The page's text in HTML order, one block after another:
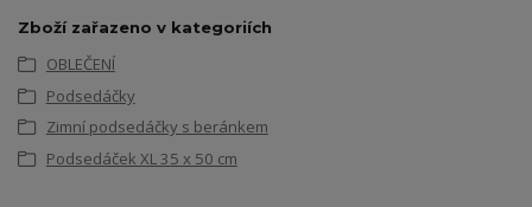
Zboží zařazeno v kategoriích
OBLEČENÍ
Podsedáčky
Zimní podsedáčky s beránkem
Podsedáček XL 35 x 50 cm